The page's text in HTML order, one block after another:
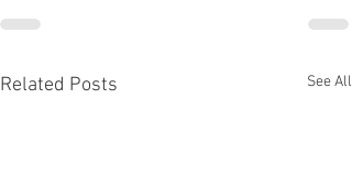
Related Posts See All